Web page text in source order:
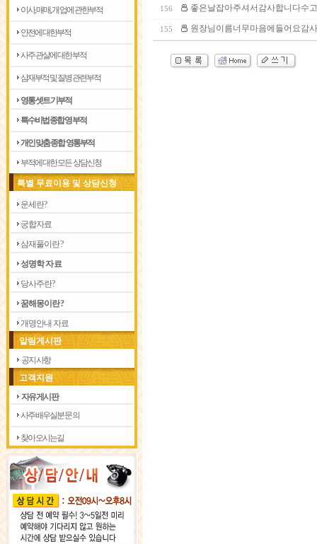
이사, 매매, 개업에 관한부적
안전에 대한부적
사주 관살에 대한부적
삼재부적 및 질병관련부적
영통 셋트 기부적
특수비법 종합 영부적
개인 맞춤 종합 영통부적
부적에 대한 모든 상담신청
특별 무료이용 및 상담신청
운 세 란 ?
궁 합 자 료
삼 재 풀 이 란 ?
성 명 학 자 료
당 사 주 란 ?
꿈 해 몽 이 란 ?
개 명 안 내 자 료
알림게시판
공지사항
고객지원
자유게시판
사주 배우실분 문의
찾아 오시는길
156 좋은날잡아주셔서감사합니다수
155 원장님이름너무마음에들어요감